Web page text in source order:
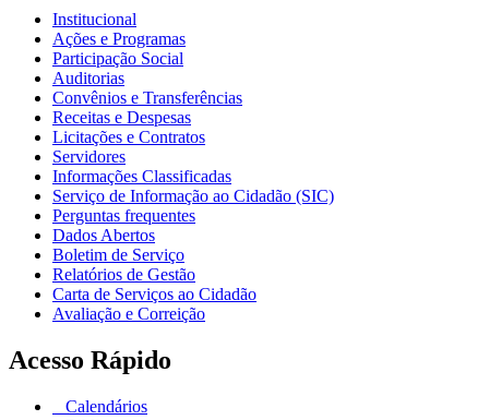
Institucional
Ações e Programas
Participação Social
Auditorias
Convênios e Transferências
Receitas e Despesas
Licitações e Contratos
Servidores
Informações Classificadas
Serviço de Informação ao Cidadão (SIC)
Perguntas frequentes
Dados Abertos
Boletim de Serviço
Relatórios de Gestão
Carta de Serviços ao Cidadão
Avaliação e Correição
Acesso Rápido
Calendários